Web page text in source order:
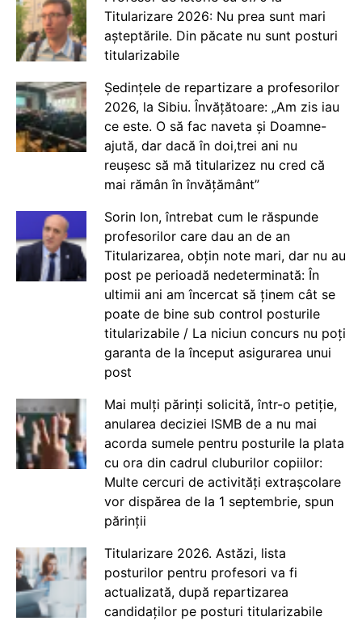
Titularizare 2026: Nu prea sunt mari
așteptările. Din păcate nu sunt posturi
titularizabile
Ședințele de repartizare a profesorilor
2026, la Sibiu. Învățătoare: „Am zis iau
ce este. O să fac naveta și Doamne-
ajută, dar dacă în doi,trei ani nu
reușesc să mă titularizez nu cred că
mai rămân în învățământ”
Sorin Ion, întrebat cum le răspunde
profesorilor care dau an de an
Titularizarea, obțin note mari, dar nu au
post pe perioadă nedeterminată: În
ultimii ani am încercat să ținem cât se
poate de bine sub control posturile
titularizabile / La niciun concurs nu poți
garanta de la început asigurarea unui
post
Mai mulți părinți solicită, într-o petiție,
anularea deciziei ISMB de a nu mai
acorda sumele pentru posturile la plata
cu ora din cadrul cluburilor copiilor:
Multe cercuri de activități extrașcolare
vor dispărea de la 1 septembrie, spun
părinții
Titularizare 2026. Astăzi, lista
posturilor pentru profesori va fi
actualizată, după repartizarea
candidaților pe posturi titularizabile